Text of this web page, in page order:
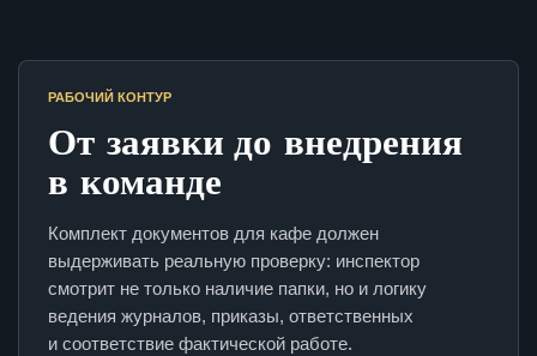
РАБОЧИЙ КОНТУР
От заявки до внедрения
в команде
Комплект документов для кафе должен
выдерживать реальную проверку: инспектор
смотрит не только наличие папки, но и логику
ведения журналов, приказы, ответственных
и соответствие фактической работе.